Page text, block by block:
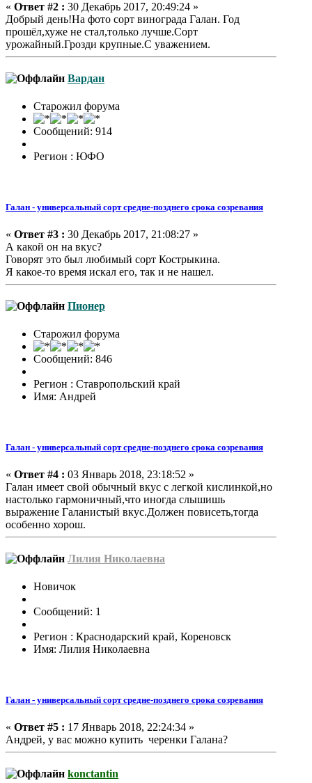
« Ответ #2 : 30 Декабрь 2017, 20:49:24 »
Добрый день!На фото сорт винограда Галан. Год
прошёл,хуже не стал,только лучше.Сорт
урожайный.Грозди крупные.С уважением.
Вардан
Старожил форума
Сообщений: 914
Регион : ЮФО
Галан - универсальный сорт средне-позднего срока созревания
« Ответ #3 : 30 Декабрь 2017, 21:08:27 »
А какой он на вкус?
Говорят это был любимый сорт Кострыкина.
Я какое-то время искал его, так и не нашел.
Пионер
Старожил форума
Сообщений: 846
Регион : Ставропольский край
Имя: Андрей
Галан - универсальный сорт средне-позднего срока созревания
« Ответ #4 : 03 Январь 2018, 23:18:52 »
Галан имеет свой обычный вкус с легкой кислинкой,но
настолько гармоничный,что иногда слышишь
выражение Галанистый вкус.Должен повисеть,тогда
особенно хорош.
Лилия Николаевна
Новичок
Сообщений: 1
Регион : Краснодарский край, Кореновск
Имя: Лилия Николаевна
Галан - универсальный сорт средне-позднего срока созревания
« Ответ #5 : 17 Январь 2018, 22:24:34 »
Андрей, у вас можно купить черенки Галана?
konctantin